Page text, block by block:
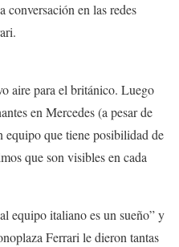
conversación en las redes
aire para el británico. Luego
en Mercedes (a pesar de
equipo que tiene posibilidad de
que son visibles en cada
equipo italiano es un sueño” y
Ferrari le dieron tantas